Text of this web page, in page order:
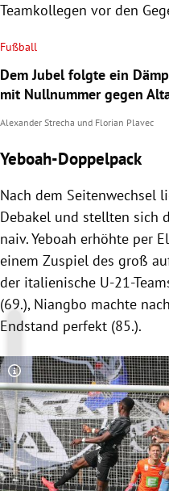
Teamkollegen vor den
Fußball
Dem Jubel folgte ein
mit Nullnummer gegen
Alexander Strecha und Florian Plavec
Yeboah-Doppelpack
Nach dem Seitenwechsel
Debakel und stellten sich
naiv. Yeboah erhöhte per
einem Zuspiel des groß
der italienische U-21-
(69.), Niangbo machte
Endstand perfekt (85.).
Copyright-Hinweis